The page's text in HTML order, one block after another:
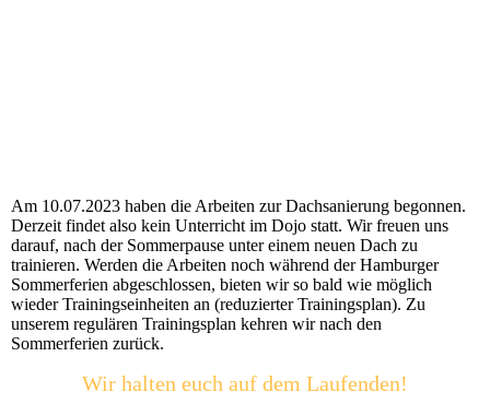
Am 10.07.2023 haben die Arbeiten zur Dachsanierung begonnen.
Derzeit findet also kein Unterricht im Dojo statt. Wir freuen uns
darauf, nach der Sommerpause unter einem neuen Dach zu
trainieren. Werden die Arbeiten noch während der Hamburger
Sommerferien abgeschlossen, bieten wir so bald wie möglich
wieder Trainingseinheiten an (reduzierter Trainingsplan). Zu
unserem regulären Trainingsplan kehren wir nach den
Sommerferien zurück.
Wir halten euch auf dem Laufenden!